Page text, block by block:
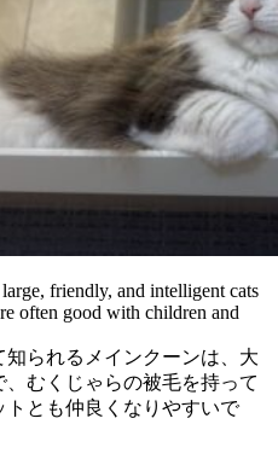
friendly, and intelligent cats
often good with children and
知られるメインクーンは、大
むくじゃらの被毛を持って
とも仲良くなりやすいで